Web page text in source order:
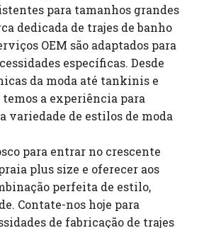
para tamanhos grandes
dedicada de trajes de banho
OEM são adaptados para
específicas. Desde
da moda até tankinis e
a experiência para
variedade de estilos de moda
para entrar no crescente
plus size e oferecer aos
perfeita de estilo,
Contate-nos hoje para
de fabricação de trajes